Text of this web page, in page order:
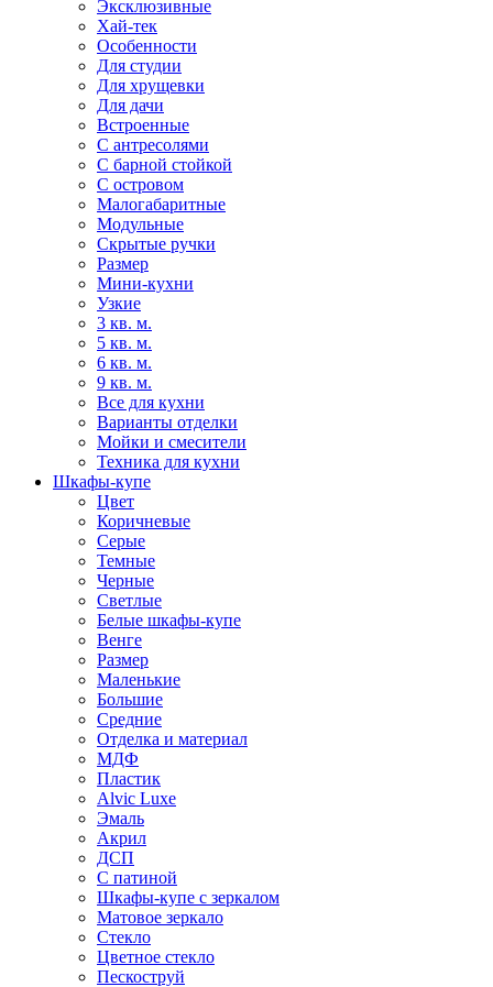
Эксклюзивные
Хай-тек
Особенности
Для студии
Для хрущевки
Для дачи
Встроенные
С антресолями
С барной стойкой
С островом
Малогабаритные
Модульные
Скрытые ручки
Размер
Мини-кухни
Узкие
3 кв. м.
5 кв. м.
6 кв. м.
9 кв. м.
Все для кухни
Варианты отделки
Мойки и смесители
Техника для кухни
Шкафы-купе
Цвет
Коричневые
Серые
Темные
Черные
Светлые
Белые шкафы-купе
Венге
Размер
Маленькие
Большие
Средние
Отделка и материал
МДФ
Пластик
Alvic Luxe
Эмаль
Акрил
ДСП
С патиной
Шкафы-купе с зеркалом
Матовое зеркало
Стекло
Цветное стекло
Пескоструй